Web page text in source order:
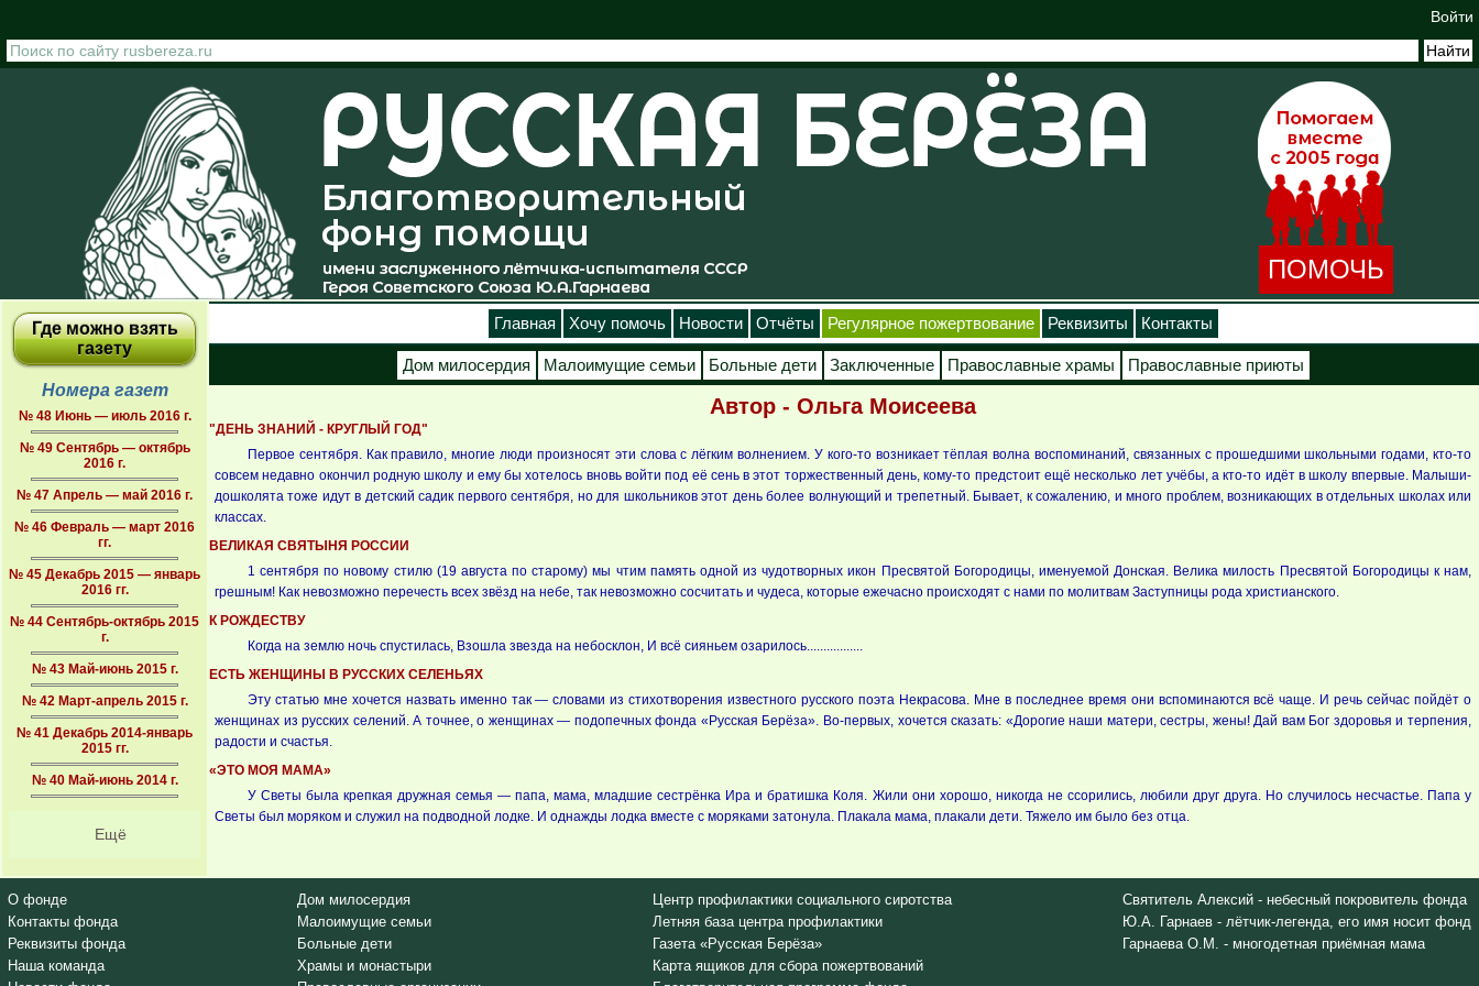
Войти
ПОМОЧЬ
Где можно взять
газету
Номера газет
№ 48 Июнь — июль 2016 г.
№ 49 Сентябрь — октябрь
2016 г.
№ 47 Апрель — май 2016 г.
№ 46 Февраль — март 2016
гг.
№ 45 Декабрь 2015 — январь
2016 гг.
№ 44 Сентябрь-октябрь 2015
г.
№ 43 Май-июнь 2015 г.
№ 42 Март-апрель 2015 г.
№ 41 Декабрь 2014-январь
2015 гг.
№ 40 Май-июнь 2014 г.
Ещё
Главная Хочу помочь Новости Отчёты Регулярное пожертвование Реквизиты Контакты
Дом милосердия Малоимущие семьи Больные дети Заключенные Православные храмы Православные приюты
Автор - Ольга Моисеева
"ДЕНЬ ЗНАНИЙ - КРУГЛЫЙ ГОД"
Первое сентября. Как правило, многие люди произносят эти слова с лёгким волнением. У кого-то возникает тёплая волна воспоминаний, связанных с прошедшими школьными годами, кто-то
совсем недавно окончил родную школу и ему бы хотелось вновь войти под её сень в этот торжественный день, кому-то предстоит ещё несколько лет учёбы, а кто-то идёт в школу впервые. Малыши-
дошколята тоже идут в детский садик первого сентября, но для школьников этот день более волнующий и трепетный. Бывает, к сожалению, и много проблем, возникающих в отдельных школах или
классах.
ВЕЛИКАЯ СВЯТЫНЯ РОССИИ
1 сентября по новому стилю (19 августа по старому) мы чтим память одной из чудотворных икон Пресвятой Богородицы, именуемой Донская. Велика милость Пресвятой Богородицы к нам,
грешным! Как невозможно перечесть всех звёзд на небе, так невозможно сосчитать и чудеса, которые ежечасно происходят с нами по молитвам Заступницы рода христианского.
К РОЖДЕСТВУ
Когда на землю ночь спустилась, Взошла звезда на небосклон, И всё сияньем озарилось.................
ЕСТЬ ЖЕНЩИНЫ В РУССКИХ СЕЛЕНЬЯХ
Эту статью мне хочется назвать именно так — словами из стихотворения известного русского поэта Некрасова. Мне в последнее время они вспоминаются всё чаще. И речь сейчас пойдёт о
женщинах из русских селений. А точнее, о женщинах — подопечных фонда «Русская Берёза». Во-первых, хочется сказать: «Дорогие наши матери, сестры, жены! Дай вам Бог здоровья и терпения,
радости и счастья.
«ЭТО МОЯ МАМА»
У Светы была крепкая дружная семья — папа, мама, младшие сестрёнка Ира и братишка Коля. Жили они хорошо, никогда не ссорились, любили друг друга. Но случилось несчастье. Папа у
Светы был моряком и служил на подводной лодке. И однажды лодка вместе с моряками затонула. Плакала мама, плакали дети. Тяжело им было без отца.
О фонде
Контакты фонда
Реквизиты фонда
Наша команда
Дом милосердия
Малоимущие семьи
Больные дети
Храмы и монастыри
Центр профилактики социального сиротства
Летняя база центра профилактики
Газета «Русская Берёза»
Карта ящиков для сбора пожертвований
Святитель Алексий - небесный покровитель фонда
Ю.А. Гарнаев - лётчик-легенда, его имя носит фонд
Гарнаева О.М. - многодетная приёмная мама